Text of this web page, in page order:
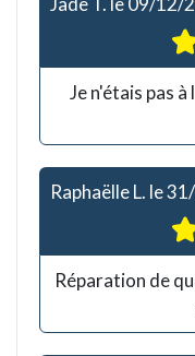
Je n'étais pas
Raphaëlle L. le
Réparation de